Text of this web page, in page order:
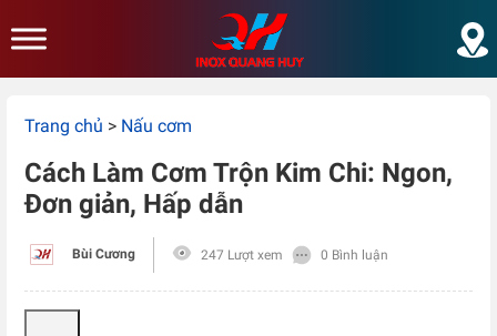
Trang chủ > Nấu cơm
Cách Làm Cơm Trộn Kim Chi: Ngon,
Đơn giản, Hấp dẫn
Bùi Cương 247 Lượt xem 0 Bình luận